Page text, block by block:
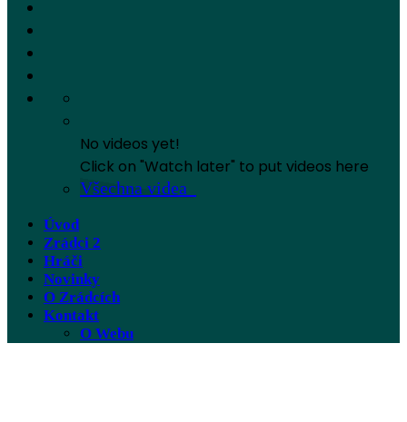
No videos yet!
Click on "Watch later" to put videos here
Všechna videa
Úvod
Zrádci 2
Hráči
Novinky
O Zrádcích
Kontakt
O Webu